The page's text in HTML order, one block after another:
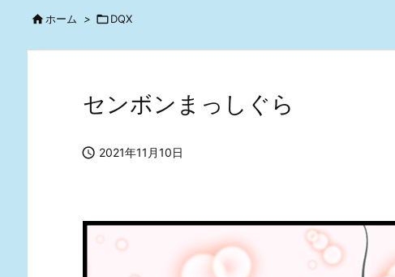
ホーム > DQX
センボンまっしぐら
 2021年11月10日